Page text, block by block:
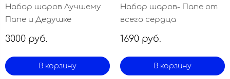
Набор шаров Лучшему
Папе и Дедушке
3000 руб.
В корзину
Набор шаров- Папе от
всего сердца
1690 руб.
В корзину